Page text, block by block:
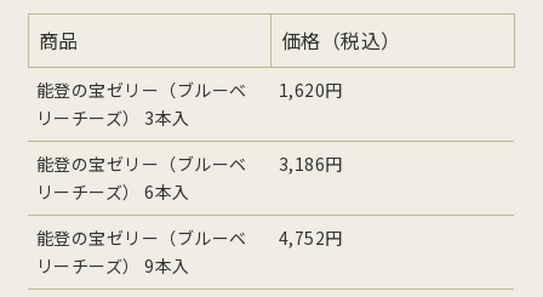
商品 価格（税込）
能登の宝ゼリー（ブルーベ
リーチーズ） 3本入
1,620円
能登の宝ゼリー（ブルーベ
リーチーズ） 6本入
3,186円
能登の宝ゼリー（ブルーベ
リーチーズ） 9本入
4,752円